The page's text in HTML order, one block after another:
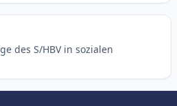
des S/HBV in sozialen